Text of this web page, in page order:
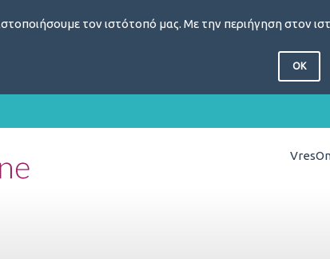
τον ιστότοπό μας. Με την περιήγηση στον
OK